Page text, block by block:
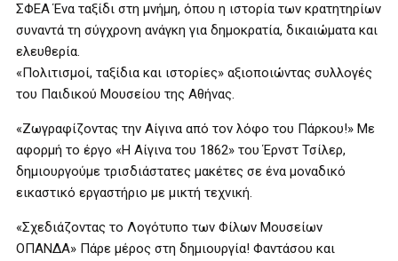
ΣΦΕΑ Ένα ταξίδι στη μνήμη, όπου η ιστορία των κρατητηρίων
συναντά τη σύγχρονη ανάγκη για δημοκρατία, δικαιώματα και
ελευθερία.
«Πολιτισμοί, ταξίδια και ιστορίες» αξιοποιώντας συλλογές
του Παιδικού Μουσείου της Αθήνας.
«Ζωγραφίζοντας την Αίγινα από τον λόφο του Πάρκου!» Με
αφορμή το έργο «Η Αίγινα του 1862» του Έρνστ Τσίλερ,
δημιουργούμε τρισδιάστατες μακέτες σε ένα μοναδικό
εικαστικό εργαστήριο με μικτή τεχνική.
«Σχεδιάζοντας το Λογότυπο των Φίλων Μουσείων
ΟΠΑΝΔΑ» Πάρε μέρος στη δημιουργία! Φαντάσου και